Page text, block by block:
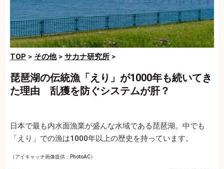
TOP > その他> サカナ研究所 >
琵琶湖の伝統漁「えり」が1000年も続いてき
た理由 乱獲を防ぐシステムが肝？
日本で最も内水面漁業が盛んな水域である琵琶湖。中でも
「えり」での漁は1000年以上の歴史を持っています。
（アイキャッチ画像提供：PhotoAC）